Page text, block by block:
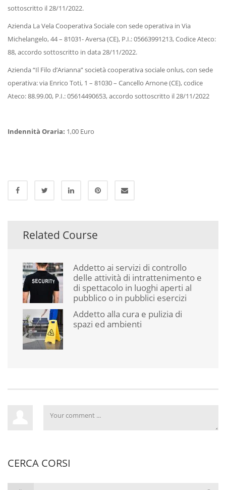
sottoscritto il 28/11/2022.
Azienda La Vela Cooperativa Sociale con sede operativa in Via
Michelangelo, 44 – 81031- Aversa (CE), P.I.: 05663991213, Codice Ateco:
88, accordo sottoscritto in data 28/11/2022.
Azienda “Il Filo d’Arianna” società cooperativa sociale onlus, con sede
operativa: via Enrico Toti, 1 – 81030 – Cancello Arnone (CE), codice
Ateco: 88.99.00, P.I.: 05614490653, accordo sottoscritto il 28/11/2022
Indennità Oraria: 1,00 Euro
Related Course
Addetto ai servizi di controllo
delle attività di intrattenimento e
di spettacolo in luoghi aperti al
pubblico o in pubblici esercizi
Addetto alla cura e pulizia di
spazi ed ambienti
CERCA CORSI